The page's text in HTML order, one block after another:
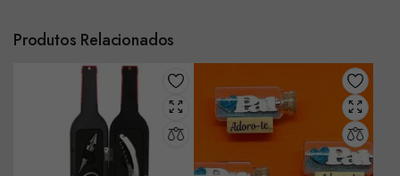
Produtos Relacionados